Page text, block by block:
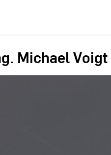
Michael Voigt